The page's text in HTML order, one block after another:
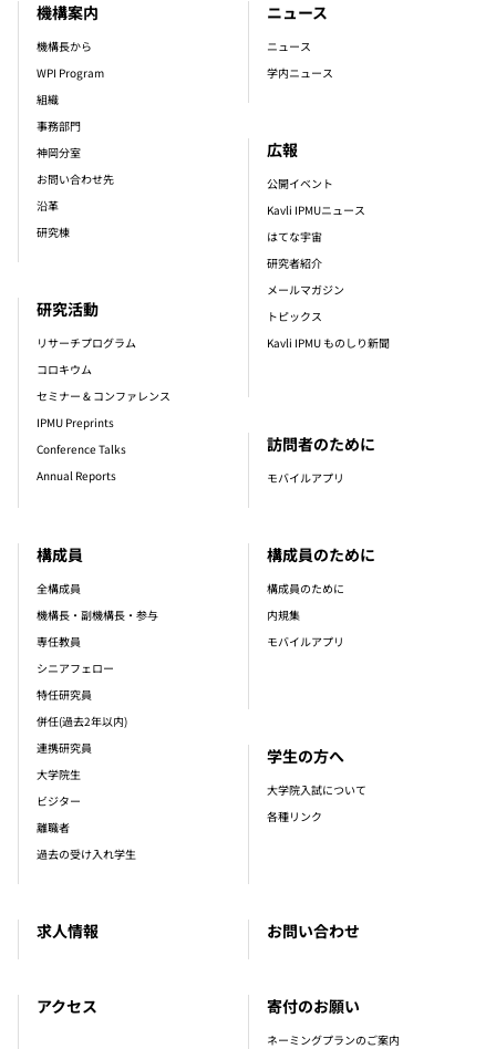
footer_main_menu
機構案内
機構長から
WPI Program
組織
事務部門
神岡分室
お問い合わせ先
沿革
研究棟
構成員
全構成員
機構長・副機構長・参与
専任教員
シニアフェロー
特任研究員
併任(過去2年以内)
連携研究員
大学院生
ビジター
離職者
過去の受け入れ学生
研究活動
リサーチプログラム
コロキウム
セミナー & コンファレンス
IPMU Preprints
Conference Talks
Annual Reports
ニュース
ニュース
学内ニュース
広報
公開イベント
Kavli IPMUニュース
はてな宇宙
研究者紹介
メールマガジン
トピックス
Kavli IPMU ものしり新聞
求人情報
訪問者のために
モバイルアプリ
構成員のために
構成員のために
内規集
モバイルアプリ
学生の方へ
大学院入試について
各種リンク
アクセス
お問い合わせ
寄付のお願い
ネーミングプランのご案内